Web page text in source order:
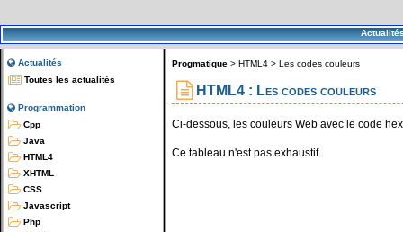
Actualités
Toutes les actualités
Programmation
Cpp
Java
HTML4
XHTML
CSS
Javascript
Php
Progmatique > HTML4 > Les codes couleurs
HTML4 : Les codes couleurs
Ci-dessous, les couleurs Web avec le code
Ce tableau n'est pas exhaustif.